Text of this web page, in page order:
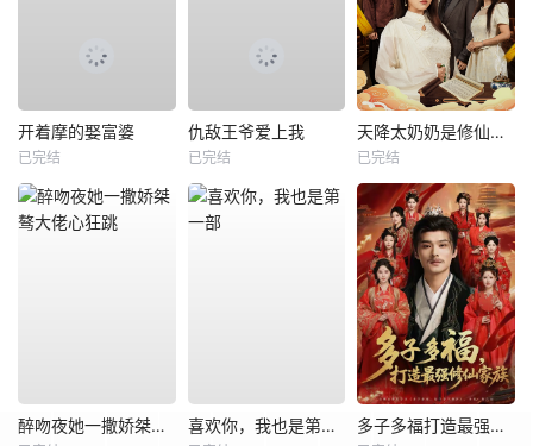
开着摩的娶富婆
已完结
仇敌王爷爱上我
已完结
天降太奶奶是修仙老祖
已完结
醉吻夜她一撒娇桀骜大佬心狂跳 喜欢你，我也是第一部 多子多福打造最强修仙家族